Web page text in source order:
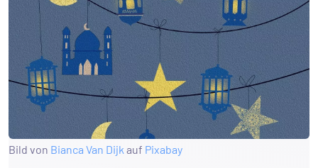
Bild von Bianca Van Dijk auf Pixabay